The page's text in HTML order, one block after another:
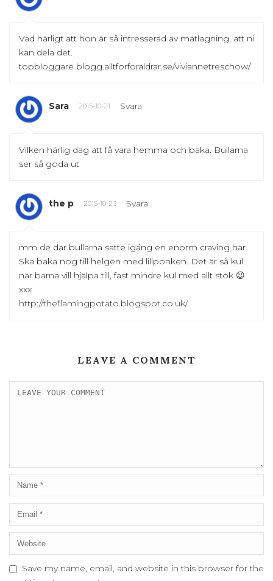
Vad härligt att hon är så intresserad av matlagning, att ni
kan dela det.
topbloggare blogg.alltforforaldrar.se/viviannetreschow/
Sara 2015-10-21 Svara
Vilken härlig dag att få vara hemma och baka. Bullarna
ser så goda ut
the p 2015-10-23 Svara
mm de där bullarna satte igång en enorm craving här.
Ska baka nog till helgen med lillponken. Det är så kul
när barna vill hjälpa till, fast mindre kul med allt stök 😉
xxx
http://theflamingpotato.blogspot.co.uk/
LEAVE A COMMENT
Save my name, email, and website in this browser for the